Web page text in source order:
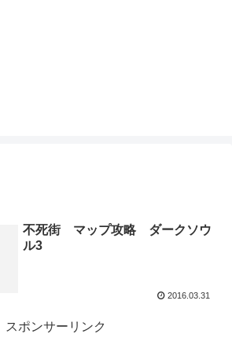
不死街 マップ攻略 ダークソウ
ル3
2016.03.31
スポンサーリンク